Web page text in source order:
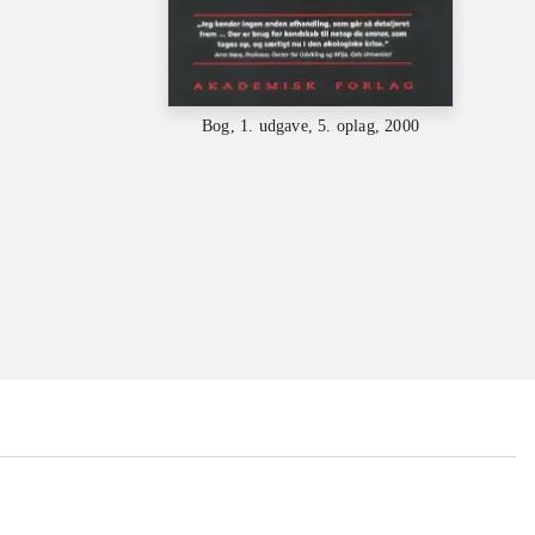
Bog, 1. udgave, 5. oplag, 2000